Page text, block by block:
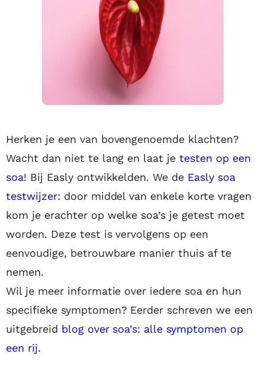
Herken je een van bovengenoemde klachten?
Wacht dan niet te lang en laat jetesten op een
soa! Bij Easly ontwikkelden. We de Easly soa
testwijzer: door middel van enkele korte vragen
kom je erachter op welke soa’s je getest moet
worden. Deze test is vervolgens op een
eenvoudige, betrouwbare manier thuis af te
nemen.
Wil je meer informatie over iedere soa en hun
specifieke symptomen? Eerder schreven we een
uitgebreid blog over soa’s: alle symptomen op
een rij.